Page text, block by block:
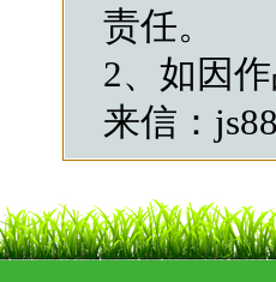
责任。
2、如因
来信：